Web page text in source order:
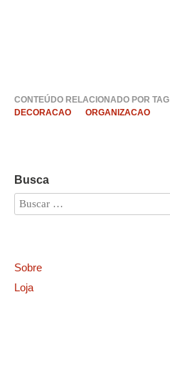
CONTEÚDO RELACIONADO POR TAG
DECORACAO
ORGANIZACAO
Busca
Sobre
Loja